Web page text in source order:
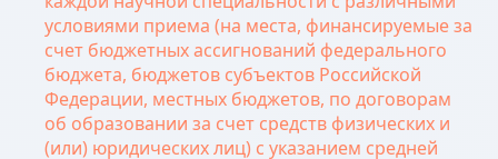
условиями приема (на места, финансируемые за
счет бюджетных ассигнований федерального
бюджета, бюджетов субъектов Российской
Федерации, местных бюджетов, по договорам
об образовании за счет средств физических и
(или) юридических лиц) с указанием средней